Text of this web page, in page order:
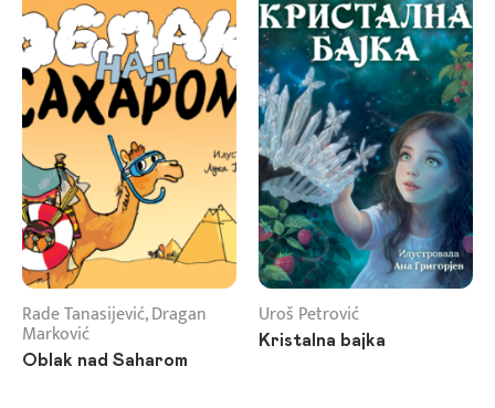
Rade Tanasijević, Dragan
Marković
Oblak nad Saharom
Uroš Petrović
Kristalna bajka